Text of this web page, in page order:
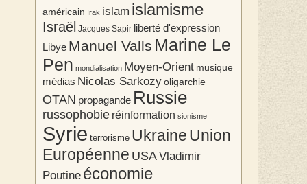
américain Irak islam islamisme
Israël Jacques Sapir liberté d'expression
Libye Manuel Valls Marine Le
Pen mondialisation Moyen-Orient musique
médias Nicolas Sarkozyoligarchie
OTAN propagande Russie
russophobie réinformation sionisme
Syrie terrorisme Ukraine Union
Européenne USAVladimir
Poutine économie